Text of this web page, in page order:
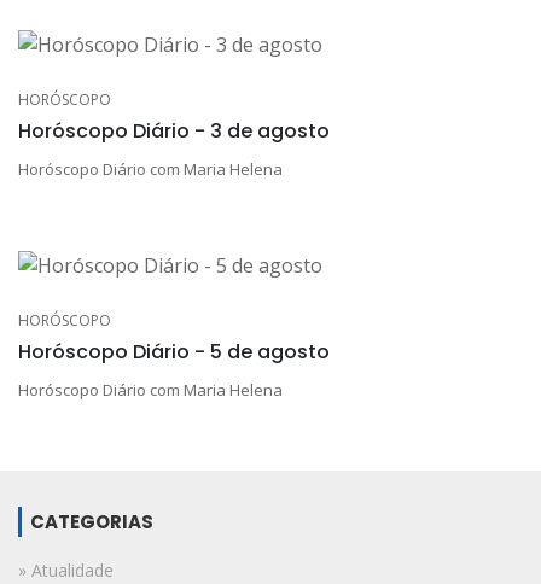
HORÓSCOPO
Horóscopo Diário - 3 de agosto
Horóscopo Diário com Maria Helena
HORÓSCOPO
Horóscopo Diário - 5 de agosto
Horóscopo Diário com Maria Helena
CATEGORIAS
» Atualidade